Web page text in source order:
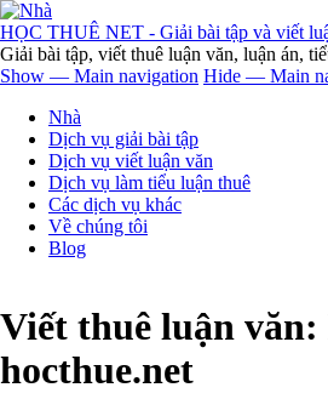
Nhảy
đến
nội
dung
HỌC THUÊ NET - Giải bài tập và viết
Giải bài tập, viết thuê luận văn, luận án,
Main
navigation
Show — Main navigation Hide — Main
Nhà
Dịch vụ giải bài tập
Dịch vụ viết luận văn
Dịch vụ làm tiểu luận thuê
Các dịch vụ khác
Về chúng tôi
Blog
Viết thuê luận
hocthue.net